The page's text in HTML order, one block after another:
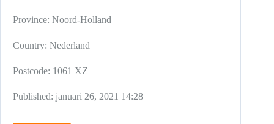
Province: Noord-Holland
Country: Nederland
Postcode: 1061 XZ
Published: januari 26, 2021 14:28